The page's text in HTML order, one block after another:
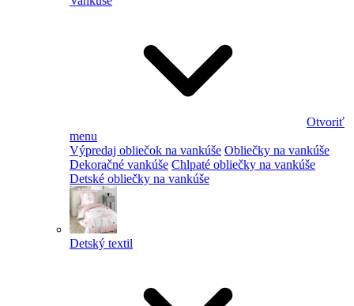
Otvoriť
menu
Výpredaj obliečok na vankúše Obliečky na vankúše
Dekoračné vankúše Chlpaté obliečky na vankúše
Detské obliečky na vankúše
Detský textil